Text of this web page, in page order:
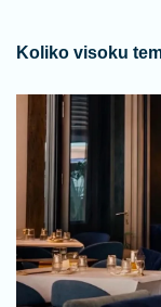
Koliko visoku